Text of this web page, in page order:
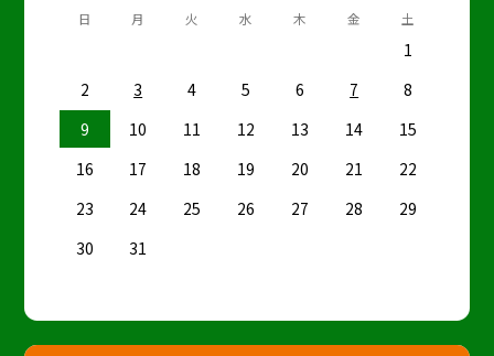
日 月 火 水 木 金 土
1
2
3 4 5 6 7
8
9
10 11 12 13 14
15
16
17 18 19 20 21
22
23
24 25 26 27 28
29
30
31